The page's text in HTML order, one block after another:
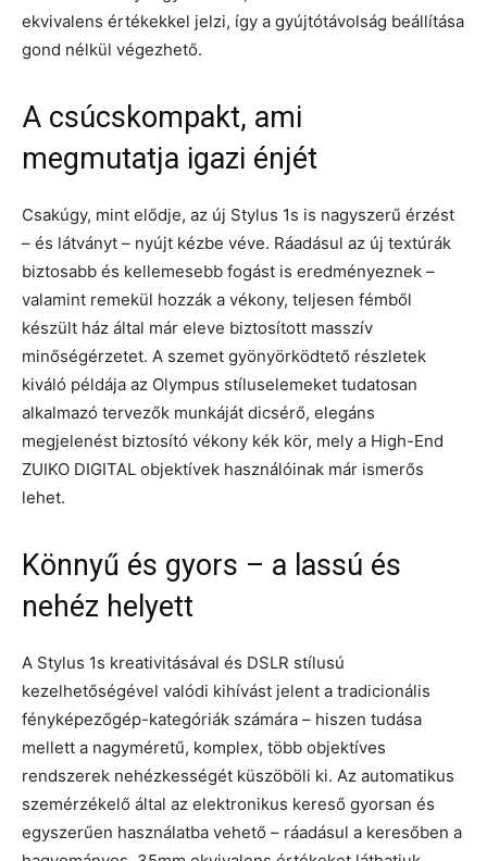
ekvivalens értékekkel jelzi, így a gyújtótávolság beállítása
gond nélkül végezhető.
A csúcskompakt, ami
megmutatja igazi énjét
Csakúgy, mint elődje, az új Stylus 1s is nagyszerű érzést
– és látványt – nyújt kézbe véve. Ráadásul az új textúrák
biztosabb és kellemesebb fogást is eredményeznek –
valamint remekül hozzák a vékony, teljesen fémből
készült ház által már eleve biztosított masszív
minőségérzetet. A szemet gyönyörködtető részletek
kiváló példája az Olympus stíluselemeket tudatosan
alkalmazó tervezők munkáját dicsérő, elegáns
megjelenést biztosító vékony kék kör, mely a High-End
ZUIKO DIGITAL objektívek használóinak már ismerős
lehet.
Könnyű és gyors – a lassú és
nehéz helyett
A Stylus 1s kreativitásával és DSLR stílusú
kezelhetőségével valódi kihívást jelent a tradicionális
fényképezőgép-kategóriák számára – hiszen tudása
mellett a nagyméretű, komplex, több objektíves
rendszerek nehézkességét küszöböli ki. Az automatikus
szemérzékelő által az elektronikus kereső gyorsan és
egyszerűen használatba vehető – ráadásul a keresőben a